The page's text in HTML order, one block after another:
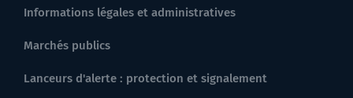
Informations légales et administratives
Marchés publics
Lanceurs d'alerte : protection et signalement